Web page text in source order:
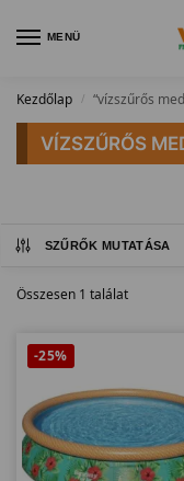
MENÜ
Kezdőlap / “vízszűrős
VÍZSZŰRŐS
SZŰRŐK MUTATÁSA
Összesen 1 találat
-25%